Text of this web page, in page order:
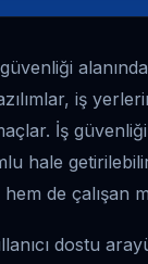
iş
İş
hale
de çalışan
dostu